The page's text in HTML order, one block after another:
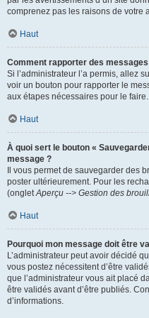
comprenez pas les raisons de votre
Haut
Comment rapporter des
Si l’administrateur l’a permis, allez
voir un bouton pour rapporter le
aux étapes nécessaires pour le faire.
Haut
À quoi sert le bouton «
message ?
Il vous permet de sauvegarder des
poster ultérieurement. Pour les
(ongletAperçu --> Gestion des
Haut
Pourquoi mon message doit être
L’administrateur peut avoir décidé
vous postez nécessitent d’être
que l’administrateur vous ait placé
être validés avant d’être publiés.
d’informations.